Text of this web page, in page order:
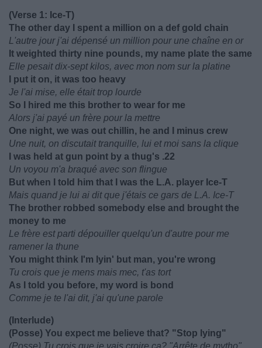
(Verse 1: Ice-T)
The other day I spent a million on a def gold chain
L'autre jour j'ai dépensé un million pour une chaîne en or
It weighted thirty nine pounds, my name plate the same
Elle pesait dix-sept kilos, avec mon nom sur la platine
I put it on, it was too heavy
Je l'ai mise, elle était trop lourde
So I hired me this brother to wear for me
Alors j'ai payé un frère pour la mettre
One night, we was out chillin, he and I minus crew
Une nuit, on discutait tranquille, lui et moi sans la clique
I was held at gun point by a thug's .22
Un voyou m'a braqué avec son flingue
But when I told him that I was the L.A. player Ice-T
Mais quand je lui ai dit que j'étais ce gars de L.A. Ice-T
The brother robbed somebody else and brought the
money to me
Le frère est parti dépouiller quelqu'un d'autre pour me
ramener la thune
You might think I'm lyin' but man, you're wrong
Tu crois que je mens mais mec, t'as tort
As I told you before, my word is bond
Comme je te l'ai dit, j'ai qu'une parole
(Interlude)
(Posse) You expect me believe that? "Stop lying"
(Posse) Tu crois que je vais croire ça? "Arrête de mytho"